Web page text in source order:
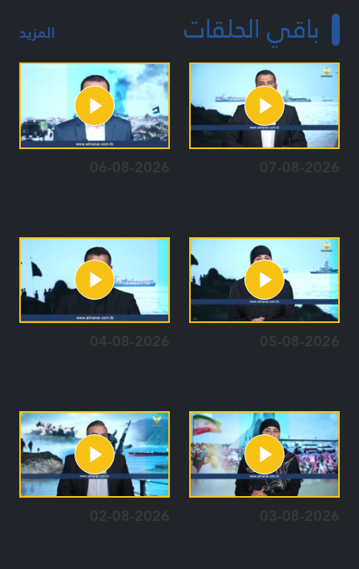
باقي الحلقات المزيد
07-08-2026
06-08-2026
05-08-2026
04-08-2026
03-08-2026
02-08-2026